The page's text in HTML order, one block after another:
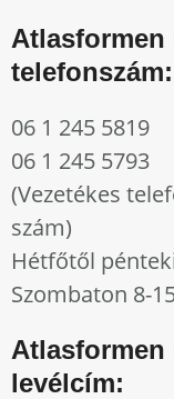
telefonszám:
06 1 245 5819
06 1 245 5793
(Vezetékes
szám)
Hétfőtől
Szombaton 8-
levélcím: